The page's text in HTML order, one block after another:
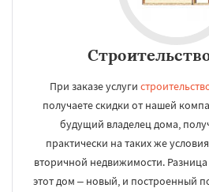
При заказе услуги
получаете скидки от нашей
будущий владелец дома,
практически на таких же
вторичной недвижимости. Разница
этот дом – новый, и построенный